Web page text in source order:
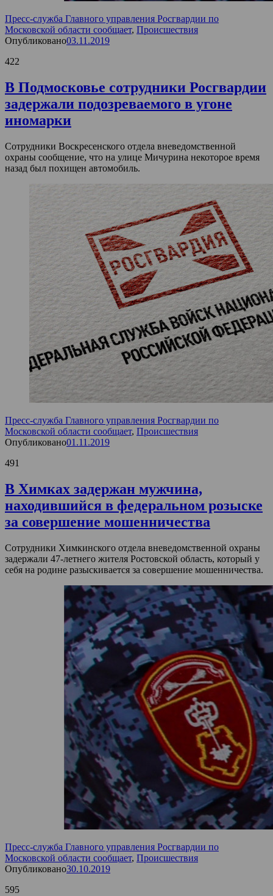
Пресс-служба Главного управления Росгвардии по
Московской области сообщает, Происшествия
Опубликовано03.11.2019
422
В Подмосковье сотрудники Росгвардии
задержали подозреваемого в угоне
иномарки
Сотрудники Воскресенского отдела вневедомственной
охраны сообщение, что на улице Мичурина некоторое время
назад был похищен автомобиль.
Пресс-служба Главного управления Росгвардии по
Московской области сообщает, Происшествия
Опубликовано01.11.2019
491
В Химках задержан мужчина,
находившийся в федеральном розыске
за совершение мошенничества
Сотрудники Химкинского отдела вневедомственной охраны
задержали 47-летнего жителя Ростовской область, который у
себя на родине разыскивается за совершение мошенничества.
Пресс-служба Главного управления Росгвардии по
Московской области сообщает, Происшествия
Опубликовано30.10.2019
595